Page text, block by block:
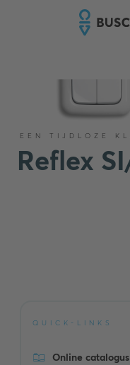
EEN TIJDLOZE
Reflex
QUICK-LINKS
Online catalogus